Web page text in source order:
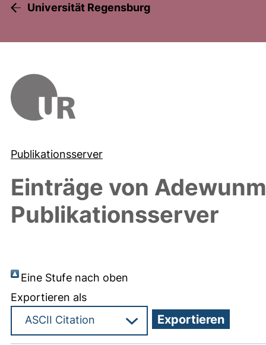
Universität Regensburg
Publikationsserver
Einträge von
Publikationsserver
Eine Stufe nach oben
Exportieren als